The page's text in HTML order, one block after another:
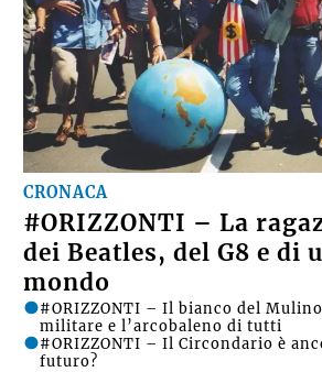
CRONACA
#ORIZZONTI – La
dei Beatles, del G8 e di
mondo
#ORIZZONTI – Il bianco del
militare e l’arcobaleno di tutti
#ORIZZONTI – Il Circondario è
futuro?